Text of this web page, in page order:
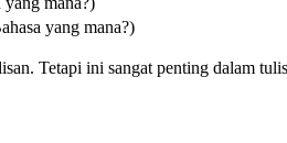
yang mana?)
Tetapi ini sangat penting dalam